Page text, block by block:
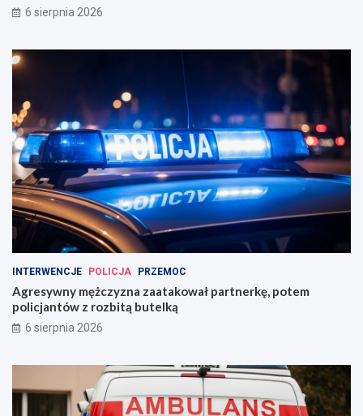
6 sierpnia 2026
INTERWENCJE POLICJA PRZEMOC
Agresywny mężczyzna zaatakował partnerkę, potem
policjantów z rozbitą butelką
6 sierpnia 2026